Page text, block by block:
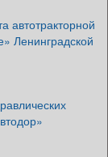
автотракторной
Ленинградской